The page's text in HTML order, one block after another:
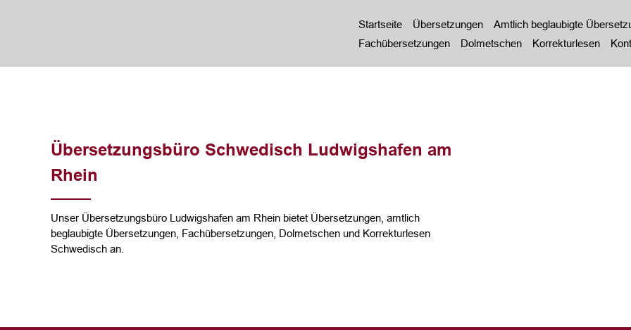
Startseite Übersetzungen
Amtlich beglaubigte
Fachübersetzungen
Dolmetschen Korrekturlesen
Übersetzungsbüro Schwedisch Ludwigshafen am
Rhein
Unser Übersetzungsbüro Ludwigshafen am Rhein bietet Übersetzungen, amtlich
beglaubigte Übersetzungen, Fachübersetzungen, Dolmetschen und Korrekturlesen
Schwedisch an.